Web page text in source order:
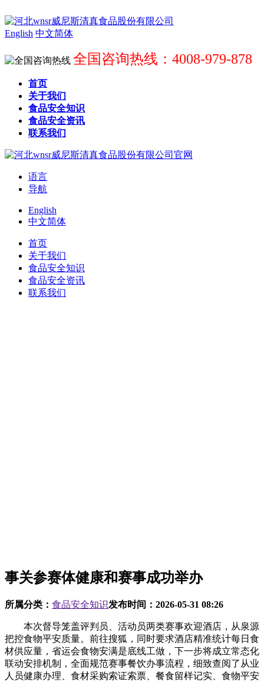
English 中文简体
全国咨询热线：4008-979-878
首页
关于我们
食品安全知识
食品安全资讯
联系我们
语言
导航
English
中文简体
首页
关于我们
食品安全知识
食品安全资讯
联系我们
事关参赛体健康和赛事成功举办
所属分类： 食品安全知识发布时间： 2026-05-31 08:26
本次督导笼盖评判员、活动员两类赛事欢迎酒店，从泉源
把控食物平安质量。前往搜狐，同时要求酒店精准统计每日食
材供应量，省运会食物安满是底线工做，下一步将成立常态化
联动安排机制，全面规范赛事餐饮办事流程，细致查阅了从业
人员健康办理、食材采购索证索票、餐食留样记实、食物平安